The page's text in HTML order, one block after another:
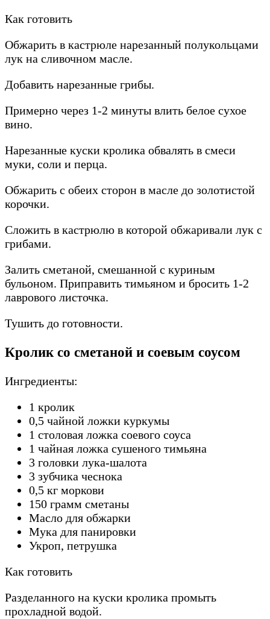
Как готовить
Обжарить в кастрюле нарезанный полукольцами
лук на сливочном масле.
Добавить нарезанные грибы.
Примерно через 1-2 минуты влить белое сухое
вино.
Нарезанные куски кролика обвалять в смеси
муки, соли и перца.
Обжарить с обеих сторон в масле до золотистой
корочки.
Сложить в кастрюлю в которой обжаривали лук с
грибами.
Залить сметаной, смешанной с куриным
бульоном. Приправить тимьяном и бросить 1-2
лаврового листочка.
Тушить до готовности.
Кролик со сметаной и соевым соусом
Ингредиенты:
1 кролик
0,5 чайной ложки куркумы
1 столовая ложка соевого соуса
1 чайная ложка сушеного тимьяна
3 головки лука-шалота
3 зубчика чеснока
0,5 кг моркови
150 грамм сметаны
Масло для обжарки
Мука для панировки
Укроп, петрушка
Как готовить
Разделанного на куски кролика промыть
прохладной водой.